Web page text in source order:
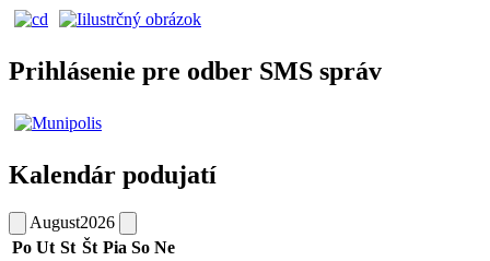
Prihlásenie pre odber SMS správ
Kalendár podujatí
August2026
Po Ut St Št Pia So Ne